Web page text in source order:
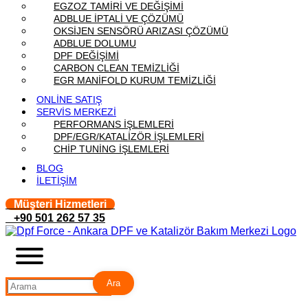
EGZOZ TAMİRİ VE DEĞİŞİMİ
ADBLUE İPTALİ VE ÇÖZÜMÜ
OKSİJEN SENSÖRÜ ARIZASI ÇÖZÜMÜ
ADBLUE DOLUMU
DPF DEĞİŞİMİ
CARBON CLEAN TEMİZLİĞİ
EGR MANİFOLD KURUM TEMİZLİĞİ
ONLİNE SATIŞ
SERVİS MERKEZİ
PERFORMANS İŞLEMLERİ
DPF/EGR/KATALİZÖR İŞLEMLERİ
CHİP TUNİNG İŞLEMLERİ
BLOG
İLETİŞİM
Müşteri Hizmetleri
+90 501 262 57 35
Ara